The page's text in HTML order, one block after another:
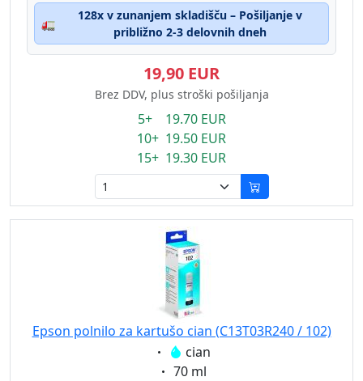
🚛
128x v zunanjem skladišču – Pošiljanje v
približno 2-3 delovnih dneh
19,90 EUR
Brez DDV, plus stroški pošiljanja
5+ 19.70 EUR
10+ 19.50 EUR
15+ 19.30 EUR
Epson polnilo za kartušo cian (C13T03R240 / 102)
Eigenschaft:
cian
Eigenschaft:
70 ml